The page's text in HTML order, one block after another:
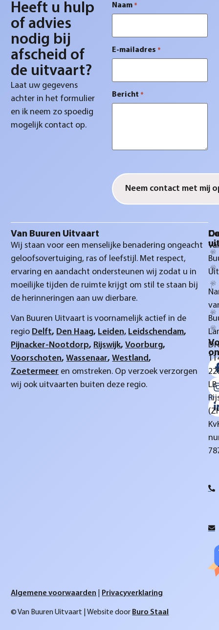
Heeft u hulp
of advies
nodig bij
afscheid of
de uitvaart?
Laat uw gegevens
achter in het formulier
en ik neem zo spoedig
mogelijk contact op.
Naam *
E-mailadres *
Bericht *
Van Buuren Uitvaart
Wij staan voor een menselijke benadering ongeacht
geloofsovertuiging, ras of leefstijl. Met respect,
ervaring en aandacht ondersteunen wij zodat u in
moeilijke tijden de ruimte krijgt om stil te staan bij
de herinneringen aan uw dierbare.
Van Buuren Uitvaart is voornamelijk actief in de
regio Delft, Den Haag, Leiden, Leidschendam,
Pijnacker-Nootdorp, Rijswijk,Voorburg,
Voorschoten,Wassenaar,Westland,
Zoetermeer en omstreken. Op verzoek verzorgen
wij ook uitvaarten buiten deze regio.
LB
© Van Buuren Uitvaart | Website door Buro Staal
Algemene voorwaarden Privacyverklaring